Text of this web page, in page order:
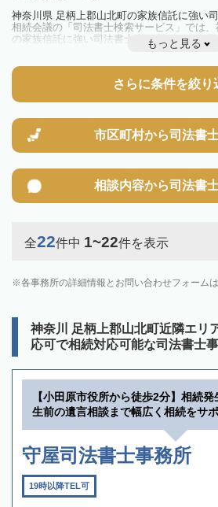
神奈川県 足柄上郡山北町の家族信託に強い
相続会議の「司法書士検索サービス」では
の家族信託に強い司法書士事務所を一覧で
トラブルやお悩みを抱えている方は一度近
もっと見る
さらに条件を絞り
市区町村から司法書
相談内容から司法書
全22件中 1~22件を表示
各事務所の詳細情報とお問い合わせフォーム
神奈川 足柄上郡山北町近隣エリ
応可で相続対応可能な司法書士
【小田原市役所から徒歩2分】相続
生前の遺言相談まで幅広く相続をサ
守屋司法書士事務所
19時以降TEL可